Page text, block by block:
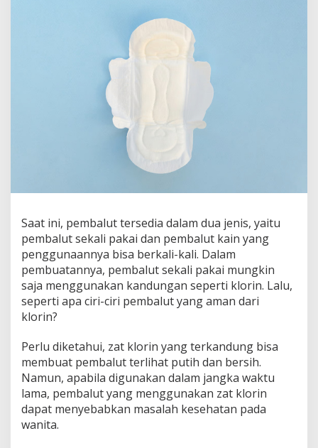
a
d
a
r
i
K
l
o
r
Saat ini, pembalut tersedia dalam dua jenis, yaitu
pembalut sekali pakai dan pembalut kain yang
penggunaannya bisa berkali-kali. Dalam
pembuatannya, pembalut sekali pakai mungkin
saja menggunakan kandungan seperti klorin. Lalu,
seperti apa ciri-ciri pembalut yang aman dari
klorin?
Perlu diketahui, zat klorin yang terkandung bisa
membuat pembalut terlihat putih dan bersih.
Namun, apabila digunakan dalam jangka waktu
lama, pembalut yang menggunakan zat klorin
dapat menyebabkan masalah kesehatan pada
wanita.